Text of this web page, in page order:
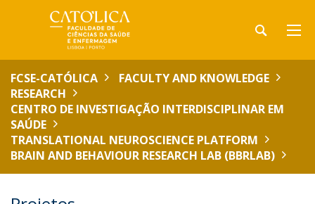
FCSE-CATÓLICA
FACULTY AND KNOWLEDGE
RESEARCH
CENTRO DE INVESTIGAÇÃO INTERDISCIPLINAR EM
SAÚDE
TRANSLATIONAL NEUROSCIENCE PLATFORM
BRAIN AND BEHAVIOUR RESEARCH LAB (BBRLAB)